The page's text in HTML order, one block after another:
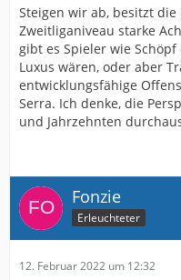
Steigen wir ab, besitzt
Zweitliganiveau starke
gibt es Spieler wie
Luxus wären, oder aber
entwicklungsfähige
Serra. Ich denke, die
und Jahrzehnten
Fonzie
Erleuchteter
12. Februar 2022 um 12:32